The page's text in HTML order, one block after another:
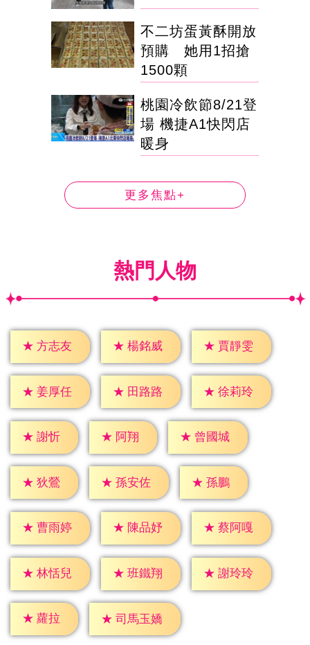
不二坊蛋黃酥開放
預購 她用1招搶
1500顆
桃園冷飲節8/21登
場 機捷A1快閃店
暖身
更多焦點+
熱門人物
★ 方志友 ★ 楊銘威 ★ 賈靜雯
★ 姜厚任 ★ 田路路 ★ 徐莉玲
★ 謝忻 ★ 阿翔 ★ 曾國城
★ 狄鶯 ★ 孫安佐 ★ 孫鵬
★ 曹雨婷 ★ 陳品妤 ★ 蔡阿嘎
★ 林恬兒 ★ 班鐵翔 ★ 謝玲玲
★ 蘿拉 ★ 司馬玉嬌